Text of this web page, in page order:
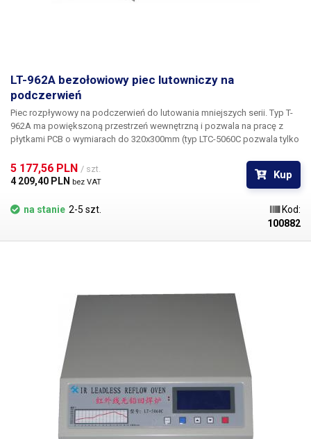
LT-962A bezołowiowy piec lutowniczy na
podczerwień
Piec rozpływowy na podczerwień do lutowania mniejszych serii. Typ T-
962A ma powiększoną przestrzeń wewnętrzną i pozwala na pracę z
płytkami PCB o wymiarach do 320x300mm (typ LTC-5060C pozwala tylko
obróbkę rozpływową dużych płyt głównych (patrz ilustracja
przedstawiająca wymiary wewnętrzne). Drzwiczki pieca są wyposażone
w szklane okno (podwójne szkło izolacyjne) do kontroli procesu
lutowania.
5 177,56 PLN / szt.
4 209,40 PLN bez VAT
Kup
na stanie 2-5 szt.
Kod:
100882